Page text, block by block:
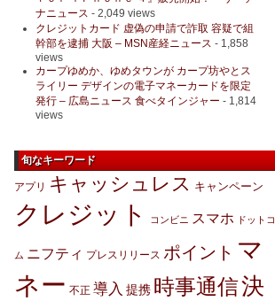
ナニュース - 2,049 views
クレジットカード 虚偽の申請で詐取 容疑で組
幹部を逮捕 大阪 – MSN産経ニュース - 1,858
views
カープゆめか、ゆめタウンが カープ坊やとス
ライリー デザインの電子マネーカードを限定
発行 – 広島ニュース 食べタインジャー - 1,814
views
旬なキーワード
アプリ キャッシュレス キャンペーン
クレジット コンビニ スマホ ドットコ
ム ニフティ プレスリリース ポイント マ
ネー 不正 導入 提携 時事通信決